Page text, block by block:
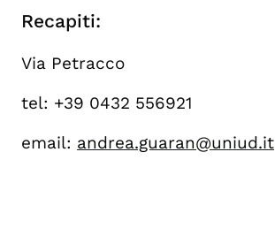
Recapiti:
Via Petracco
tel: +39 0432 556921
email: andrea.guaran@uniud.it